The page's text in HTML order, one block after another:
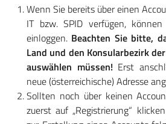
Wenn Sie bereits über einen
IT bzw. SPID verfügen,
einloggen. Beachten Sie bitte,
Land und den Konsularbezirk
auswählen müssen! Erst
neue (österreichische) Adresse
Sollten noch über keinen
zuerst auf „Registrierung“